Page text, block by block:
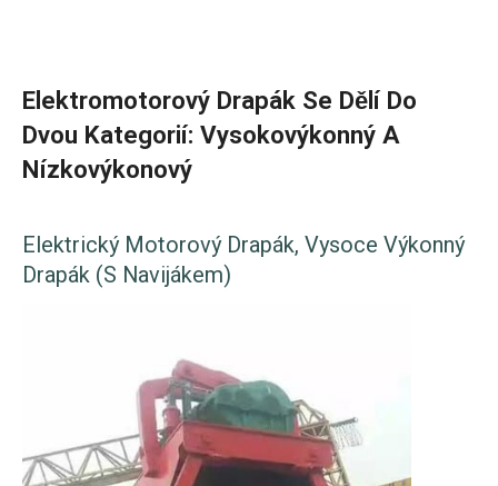
Elektromotorový Drapák Se Dělí Do
Dvou Kategorií: Vysokovýkonný A
Nízkovýkonový
Elektrický Motorový Drapák, Vysoce Výkonný
Drapák (s Navijákem)